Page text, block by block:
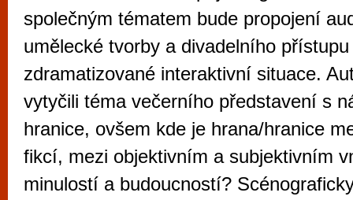
společným tématem bude propojení
umělecké tvorby a divadelního
zdramatizované interaktivní situace.
vytyčili téma večerního představení s
hranice, ovšem kde je hrana/hranice
fikcí, mezi objektivním a subjektivním
minulostí a budoucností?
Mimo jiné je ale také místem, kde si
vyzkoušet různé kasinové hry. V
metropoli naleznete širokou nabídku her
po moderní automaty jak pro pravidelné
příležitostné hráče. V...